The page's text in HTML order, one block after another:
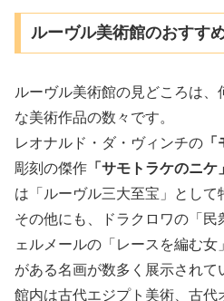
ルーヴル美術館のおすす
ルーヴル美術館の見どころは、
な美術作品の数々です。
レオナルド・ダ・ヴィンチの
彫刻の傑作 「サモトラケのニケ」
は「ルーヴル三大至宝」として
その他にも、ドラクロワの「民
ェルメールの「レースを編む女
がある名画が数多く展示されて
館内は古代エジプト美術、古